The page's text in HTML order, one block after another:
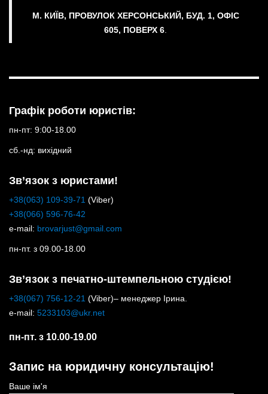
М. КИЇВ, ПРОВУЛОК ХЕРСОНСЬКИЙ, БУД. 1, ОФІС
605, ПОВЕРХ 6
Графік роботи юристів:
пн-пт: 9:00-18.00
сб.-нд: вихідний
Зв’язок з юристами!
+38(063) 109-39-71 (Viber)
+38(066) 596-76-42
e-mail: brovarjust@gmail.com
пн-пт. з 09.00-18.00
Зв’язок з печатно-штемпельною студією!
+38(067) 756-12-21 (Viber)– менеджер Ірина.
e-mail: 5233103@ukr.net
пн-пт. з 10.00-19.00
Запис на юридичну консультацію!
Ваше ім'я